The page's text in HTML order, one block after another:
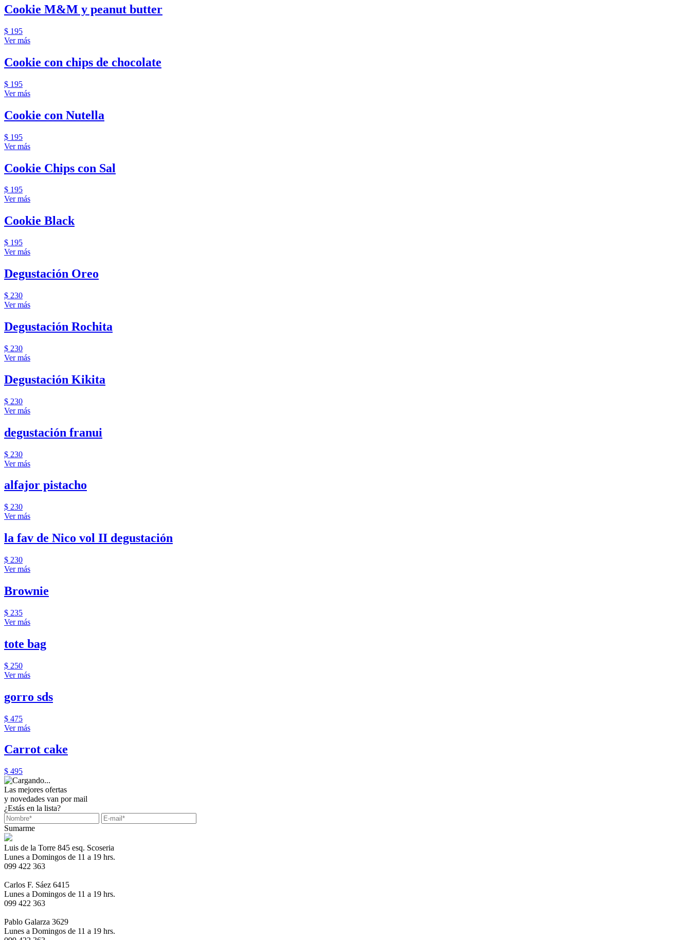
Cookie M&M y peanut butter
$ 195
Ver más
Cookie con chips de chocolate
$ 195
Ver más
Cookie con Nutella
$ 195
Ver más
Cookie Chips con Sal
$ 195
Ver más
Cookie Black
$ 195
Ver más
Degustación Oreo
$ 230
Ver más
Degustación Rochita
$ 230
Ver más
Degustación Kikita
$ 230
Ver más
degustación franui
$ 230
Ver más
alfajor pistacho
$ 230
Ver más
la fav de Nico vol II degustación
$ 230
Ver más
Brownie
$ 235
Ver más
tote bag
$ 250
Ver más
gorro sds
$ 475
Ver más
Carrot cake
$ 495
Las mejores ofertas
y novedades van por mail
¿Estás en la lista?
Sumarme
Luis de la Torre 845 esq. Scoseria
Lunes a Domingos de 11 a 19 hrs.
099 422 363
Carlos F. Sáez 6415
Lunes a Domingos de 11 a 19 hrs.
099 422 363
Pablo Galarza 3629
Lunes a Domingos de 11 a 19 hrs.